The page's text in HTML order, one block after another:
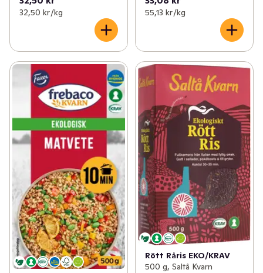
32,50 kr /kg 55,13 kr /kg
Rött Råris EKO/KRAV
500 g, Saltå Kvarn